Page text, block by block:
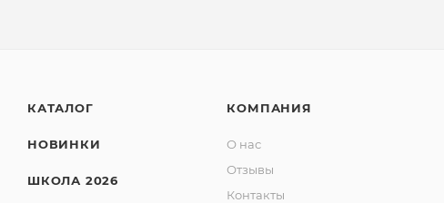
КАТАЛОГ
НОВИНКИ
ШКОЛА 2026
КОМПАНИЯ
О нас
Отзывы
Контакты